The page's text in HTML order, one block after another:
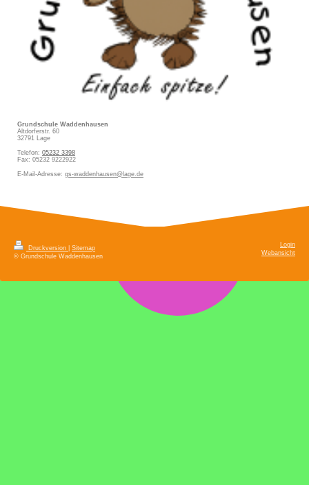
Grundschule Waddenhausen
Altdorferstr. 60
32791
Lage
Telefon: 05232 3398
Fax: 05232 9222922
E-Mail-Adresse: gs-waddenhausen@lage.de
Druckversion
Sitemap
© Grundschule Waddenhausen
Login
Webansicht